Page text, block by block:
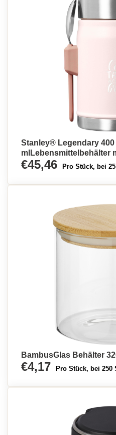
Stanley® Legendary 400
mlLebensmittelbehälter
€45,46 Pro Stück, bei
BambusGlas Behälter
€4,17 Pro Stück, bei 250